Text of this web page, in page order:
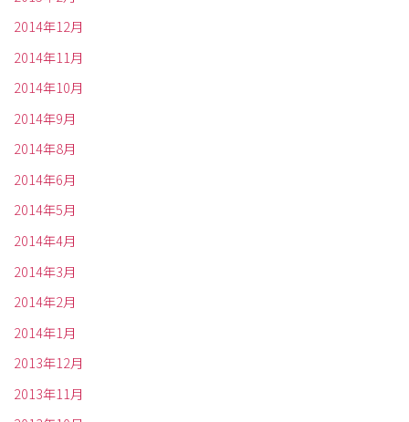
2014年12月
2014年11月
2014年10月
2014年9月
2014年8月
2014年6月
2014年5月
2014年4月
2014年3月
2014年2月
2014年1月
2013年12月
2013年11月